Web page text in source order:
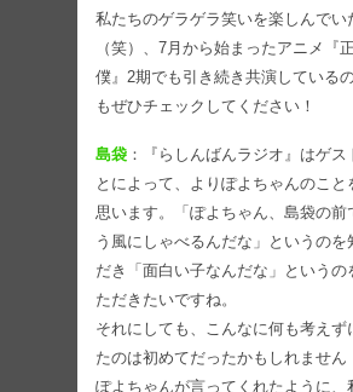
私たちのゲラゲラ笑いを楽しんでい
（笑）、7月から始まったアニメ『
僕』2期でも引き続き共演している
もぜひチェックしてください！
島袋 ：『らしんばんラジオ』はゲス
とによって、よりぽよちゃんのこと
思います。「ぽよちゃん、島袋の前
う風にしゃべるんだな」というのを
だき「面白い子なんだな」というの
ただきたいですね。
それにしても、こんなに何も考えず
たのは初めてだったかもしれません
ぽよちゃんが言ってくれたように、